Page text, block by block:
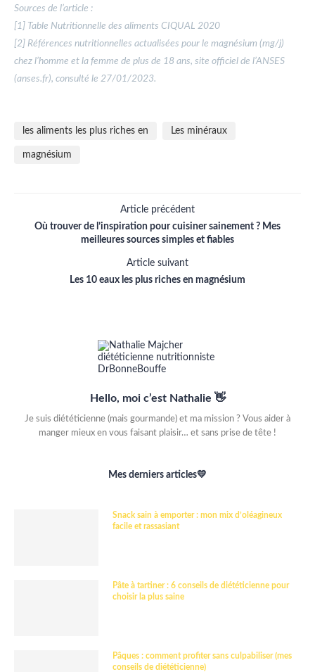
Sources de l’article :
[1] Table Nutritionnelle des aliments CIQUAL 2020
[2] Références nutritionnelles actualisées pour le magnésium (mg/j)
chez l’homme et la femme de plus de 18 ans, site officiel de l’ANSES
(anses.fr), consulté le 27/01/2023.
les aliments les plus riches en Les minéraux
magnésium
Article précédent
Où trouver de l’inspiration pour cuisiner sainement ? Mes
meilleures sources simples et fiables
Article suivant
Les 10 eaux les plus riches en magnésium
Hello, moi c’est Nathalie 👋
Je suis diététicienne (mais gourmande) et ma mission ? Vous aider à
manger mieux en vous faisant plaisir… et sans prise de tête !
Mes derniers articles💛
Snack sain à emporter : mon mix d’oléagineux
facile et rassasiant
Pâte à tartiner : 6 conseils de diététicienne pour
choisir la plus saine
Pâques : comment profiter sans culpabiliser (mes
conseils de diététicienne)